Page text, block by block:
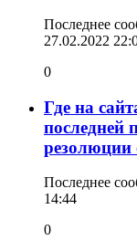
Последнее
27.02.2022
0
Где на
последней
Последнее
14:44
0